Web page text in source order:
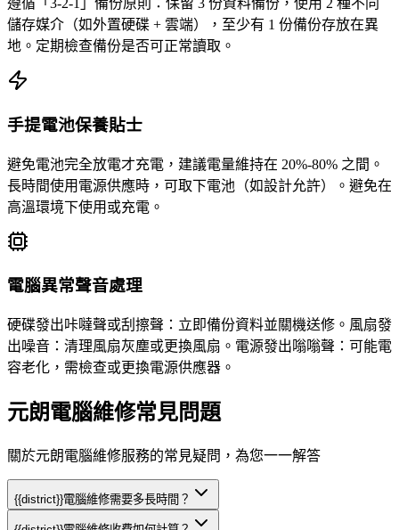
遵循「3-2-1」備份原則：保留 3 份資料備份，使用 2 種不同
儲存媒介（如外置硬碟 + 雲端），至少有 1 份備份存放在異
地。定期檢查備份是否可正常讀取。
手提電池保養貼士
避免電池完全放電才充電，建議電量維持在 20%-80% 之間。
長時間使用電源供應時，可取下電池（如設計允許）。避免在
高溫環境下使用或充電。
電腦異常聲音處理
硬碟發出咔噠聲或刮擦聲：立即備份資料並關機送修。風扇發
出噪音：清理風扇灰塵或更換風扇。電源發出嗡嗡聲：可能電
容老化，需檢查或更換電源供應器。
元朗電腦維修常見問題
關於元朗電腦維修服務的常見疑問，為您一一解答
{{district}}電腦維修需要多長時間？